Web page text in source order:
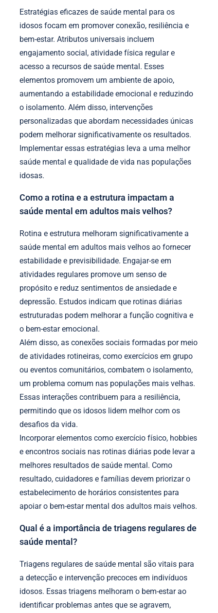
Estratégias eficazes de saúde mental para os
idosos focam em promover conexão, resiliência e
bem-estar. Atributos universais incluem
engajamento social, atividade física regular e
acesso a recursos de saúde mental. Esses
elementos promovem um ambiente de apoio,
aumentando a estabilidade emocional e reduzindo
o isolamento. Além disso, intervenções
personalizadas que abordam necessidades únicas
podem melhorar significativamente os resultados.
Implementar essas estratégias leva a uma melhor
saúde mental e qualidade de vida nas populações
idosas.
Como a rotina e a estrutura impactam a
saúde mental em adultos mais velhos?
Rotina e estrutura melhoram significativamente a
saúde mental em adultos mais velhos ao fornecer
estabilidade e previsibilidade. Engajar-se em
atividades regulares promove um senso de
propósito e reduz sentimentos de ansiedade e
depressão. Estudos indicam que rotinas diárias
estruturadas podem melhorar a função cognitiva e
o bem-estar emocional.
Além disso, as conexões sociais formadas por meio
de atividades rotineiras, como exercícios em grupo
ou eventos comunitários, combatem o isolamento,
um problema comum nas populações mais velhas.
Essas interações contribuem para a resiliência,
permitindo que os idosos lidem melhor com os
desafios da vida.
Incorporar elementos como exercício físico, hobbies
e encontros sociais nas rotinas diárias pode levar a
melhores resultados de saúde mental. Como
resultado, cuidadores e famílias devem priorizar o
estabelecimento de horários consistentes para
apoiar o bem-estar mental dos adultos mais velhos.
Qual é a importância de triagens regulares de
saúde mental?
Triagens regulares de saúde mental são vitais para
a detecção e intervenção precoces em indivíduos
idosos. Essas triagens melhoram o bem-estar ao
identificar problemas antes que se agravem,